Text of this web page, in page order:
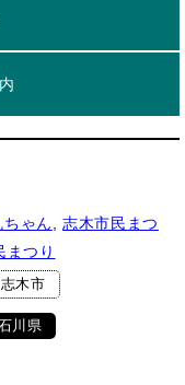
ちゃん , 志木市民まつ
まつり
木市
川県